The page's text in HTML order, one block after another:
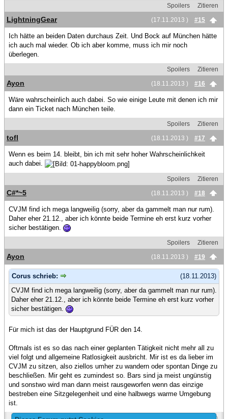
Spoilers
Zitieren
(17.11.2013 )
#15
LightningGear
Ich hätte an beiden Daten durchaus Zeit. Und Bock auf München hätte
ich auch mal wieder. Ob ich aber komme, muss ich mir noch
überlegen.
Spoilers
Zitieren
(18.11.2013 )
#16
Ayon
Wäre wahrscheinlich auch dabei. So wie einige Leute mit denen ich mir
dann ein Ticket nach München teile.
Spoilers
Zitieren
(18.11.2013 )
#17
tofl
Wenn es beim 14. bleibt, bin ich mit sehr hoher Wahrscheinlichkeit
auch dabei.
Spoilers
Zitieren
(18.11.2013 )
#18
C#*~5
CVJM find ich mega langweilig (sorry, aber da gammelt man nur rum).
Daher eher 21.12., aber ich könnte beide Termine eh erst kurz vorher
sicher bestätigen.
Spoilers
Zitieren
(18.11.2013 )
#19
Ayon
(18.11.2013)
Corus schrieb:
CVJM find ich mega langweilig (sorry, aber da gammelt man nur rum).
Daher eher 21.12., aber ich könnte beide Termine eh erst kurz vorher
sicher bestätigen.
Für mich ist das der Hauptgrund FÜR den 14.
Oftmals ist es so das nach einer geplanten Tätigkeit nicht mehr all zu
viel folgt und allgemeine Ratlosigkeit ausbricht. Mir ist es da lieber im
CVJM zu sitzen, also ziellos umher zu wandern oder spontan Dinge zu
beschließen. Mir geht es zumindest so. Bars sind ja meist ungünstig
und sonstwo wird man dann meist rausgeworfen wenn das einzige
bestreben eine Sitzgelegenheit und eine halbwegs warme Umgebung
ist.